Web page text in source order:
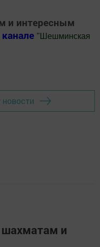
и интересным
" Шешминская
новости
шахматам и